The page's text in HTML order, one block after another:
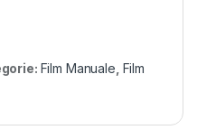
Film Manuale Film